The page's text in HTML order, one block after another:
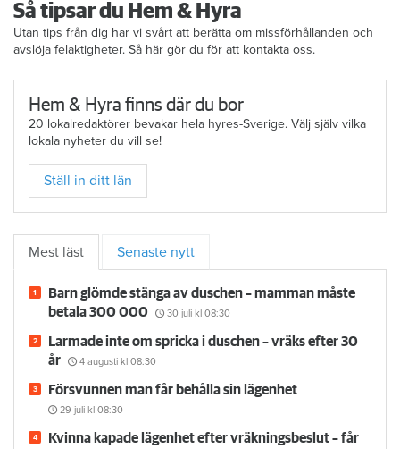
Så tipsar du Hem & Hyra
Utan tips från dig har vi svårt att berätta om missförhållanden och
avslöja felaktigheter. Så här gör du för att kontakta oss.
Hem & Hyra finns där du bor
20 lokalredaktörer bevakar hela hyres-Sverige. Välj själv vilka
lokala nyheter du vill se!
Ställ in ditt län
Mest läst Senaste nytt
Barn glömde stänga av duschen – mamman måste
betala 300 000
30 juli kl 08:30
Larmade inte om spricka i duschen – vräks efter 30
år
4 augusti kl 08:30
Försvunnen man får behålla sin lägenhet
29 juli kl 08:30
Kvinna kapade lägenhet efter vräkningsbeslut – får